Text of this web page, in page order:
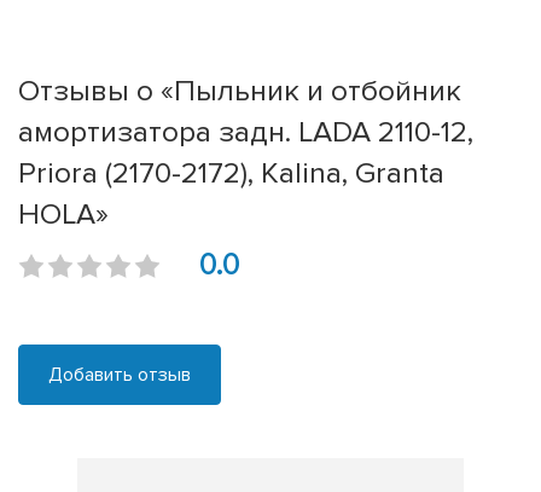
Отзывы о «Пыльник и отбойник
амортизатора задн. LADA 2110-12,
Priora (2170-2172), Kalina, Granta
HOLA»
0.0
Добавить отзыв